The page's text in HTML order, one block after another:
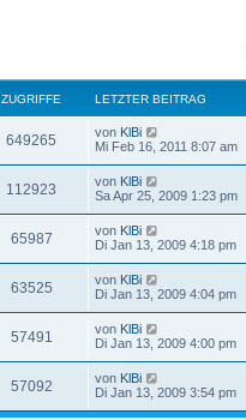
ZUGRIFFE LETZTER BEITRAG
649265 von KlBi
Mi Feb 16, 2011 8:07 am
112923 von KlBi
Sa Apr 25, 2009 1:23 pm
65987 von KlBi
Di Jan 13, 2009 4:18 pm
63525 von KlBi
Di Jan 13, 2009 4:04 pm
57491 von KlBi
Di Jan 13, 2009 4:00 pm
57092 von KlBi
Di Jan 13, 2009 3:54 pm